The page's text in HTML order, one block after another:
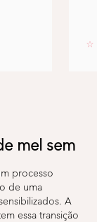
mel sem
processo
de uma
A
essa transição